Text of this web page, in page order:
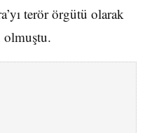
terör örgütü olarak
olmuştu.